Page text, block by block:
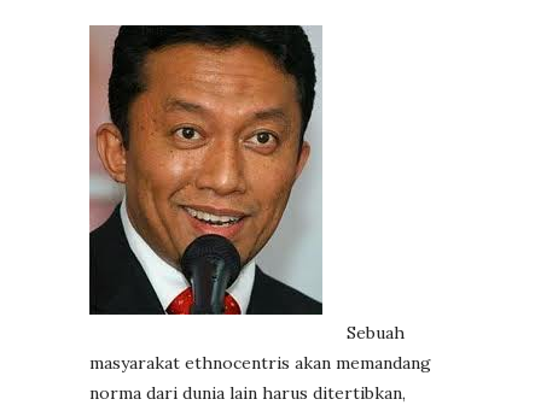
Sebuah
masyarakat ethnocentris akan memandang
norma dari dunia lain harus ditertibkan,